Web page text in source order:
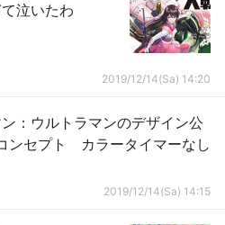
泣いたわ
2019/12/14(Sa) 14:20
：ウルトラマンのデザイン公
ンセプト カラータイマーなし
2019/12/14(Sa) 14:15